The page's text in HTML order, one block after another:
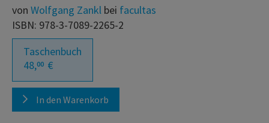
von Wolfgang Zankl bei facultas
ISBN: 978-3-7089-2265-2
Taschenbuch
48,00 €
In den Warenkorb